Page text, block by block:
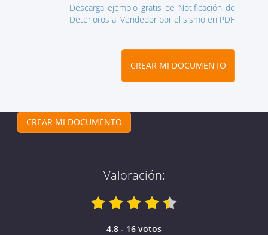
Descarga ejemplo gratis de Notificación de
Deterioros al Vendedor por el sismo en PDF
CREAR MI DOCUMENTO
CREAR MI DOCUMENTO
Valoración:
4.8 - 16 votos